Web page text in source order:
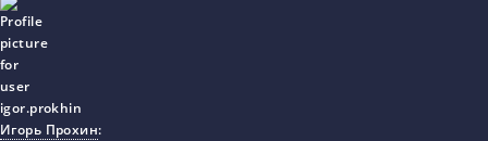
Игорь Прохин: